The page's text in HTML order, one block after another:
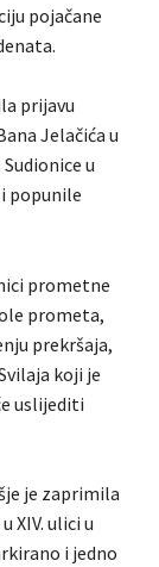
pojačane
prijavu
Jelačića u
u
popunile
prometne
prometa,
prekršaja,
koji je
uslijediti
je zaprimila
XIV. ulici u
i jedno